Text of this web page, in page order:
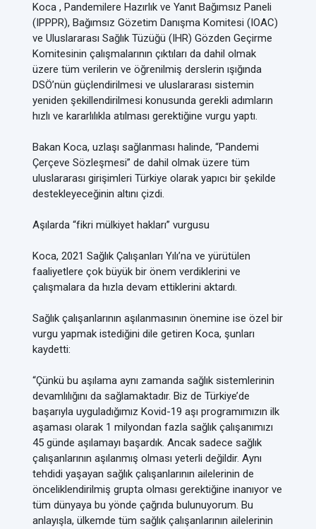
Koca , Pandemilere Hazırlık ve Yanıt Bağımsız Paneli
(IPPPR), Bağımsız Gözetim Danışma Komitesi (IOAC)
ve Uluslararası Sağlık Tüzüğü (IHR) Gözden Geçirme
Komitesinin çalışmalarının çıktıları da dahil olmak
üzere tüm verilerin ve öğrenilmiş derslerin ışığında
DSÖ’nün güçlendirilmesi ve uluslararası sistemin
yeniden şekillendirilmesi konusunda gerekli adımların
hızlı ve kararlılıkla atılması gerektiğine vurgu yaptı.
Bakan Koca, uzlaşı sağlanması halinde, “Pandemi
Çerçeve Sözleşmesi” de dahil olmak üzere tüm
uluslararası girişimleri Türkiye olarak yapıcı bir şekilde
destekleyeceğinin altını çizdi.
Aşılarda “fikri mülkiyet hakları” vurgusu
Koca, 2021 Sağlık Çalışanları Yılı’na ve yürütülen
faaliyetlere çok büyük bir önem verdiklerini ve
çalışmalara da hızla devam ettiklerini aktardı.
Sağlık çalışanlarının aşılanmasının önemine ise özel bir
vurgu yapmak istediğini dile getiren Koca, şunları
kaydetti:
“Çünkü bu aşılama aynı zamanda sağlık sistemlerinin
devamlılığını da sağlamaktadır. Biz de Türkiye’de
başarıyla uyguladığımız Kovid-19 aşı programımızın ilk
aşaması olarak 1 milyondan fazla sağlık çalışanımızı
45 günde aşılamayı başardık. Ancak sadece sağlık
çalışanlarının aşılanmış olması yeterli değildir. Aynı
tehdidi yaşayan sağlık çalışanlarının ailelerinin de
önceliklendirilmiş grupta olması gerektiğine inanıyor ve
tüm dünyaya bu yönde çağrıda bulunuyorum. Bu
anlayışla, ülkemde tüm sağlık çalışanlarının ailelerinin